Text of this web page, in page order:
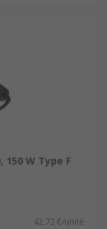
150 W Type F
42,72 €/unité